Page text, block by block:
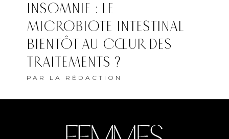
INSOMNIE : LE
MICROBIOTE INTESTINAL
BIENTÔT AU CŒUR DES
TRAITEMENTS ?
PAR LA RÉDACTION